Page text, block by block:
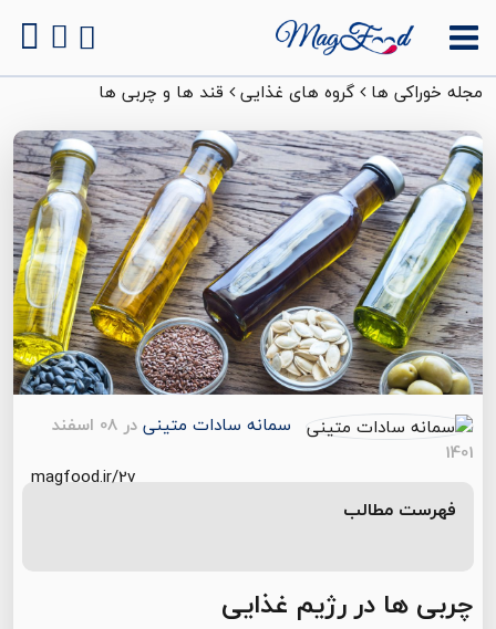
مجله خوراکی ها گروه های غذایی قند ها و چربی ها
سمانه سادات متینی
در 08 اسفند
1401
magfood.ir/2v
فهرست مطالب
چربی ها در رژیم غذایی